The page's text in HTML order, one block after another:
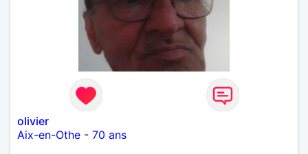
olivier
Aix-en-Othe - 70 ans